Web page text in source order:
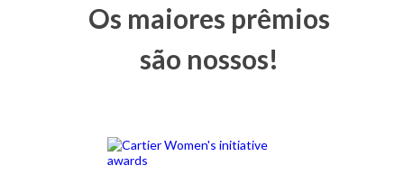
Os maiores prêmios
são nossos!